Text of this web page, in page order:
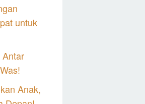
untuk
Antar
Anak,